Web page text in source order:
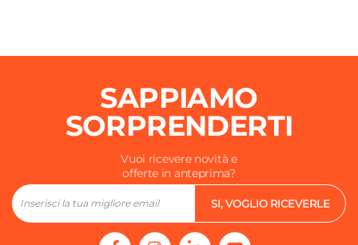
SAPPIAMO
SORPRENDERTI
Vuoi ricevere novità e
offerte in anteprima?
SI, VOGLIO RICEVERLE